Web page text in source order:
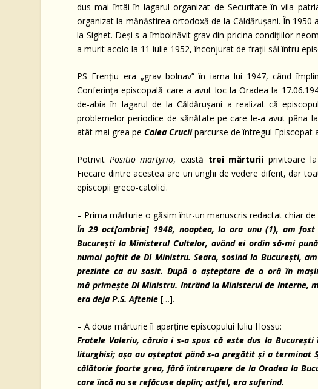
dus mai întâi în lagarul organizat de Securitate în vila
organizat la mănăstirea ortodoxă de la Căldărușani. În
la Sighet. Deși s-a îmbolnăvit grav din pricina condițiilor
a murit acolo la 11 iulie 1952, înconjurat de frații săi întru
PS Frențiu era „grav bolnav” în iarna lui 1947, când
Conferința episcopală care a avut loc la Oradea la
de-abia în lagarul de la Căldărușani a realizat că
problemelor periodice de sănătate pe care le-a avut pâna
atât mai grea peCalea Cruciiparcurse de întregul Episcopat
Potrivit Positio martyrio, există treimărturiiprivitoare
Fiecare dintre acestea are un unghi de vedere diferit, dar
episcopii greco-catolici.
– Prima mărturie o găsim într-un manuscris redactat chiar de
În 29 oct[ombrie] 1948, noaptea, la ora unu (1), am
București la Ministerul Cultelor, având ei ordin să-mi pună
numai poftit de Dl Ministru. Seara, sosind la București,
prezinte ca au sosit. După o așteptare de o orăîn maș
mă primește Dl Ministru. Intrând la Ministerul de Interne,
era deja P.S. Aftenie […].
– A doua mărturie îi aparține episcopului Iuliu Hossu:
Fratele Valeriu, căruia i s-a spus că este dus la București
liturghisi; așa au așteptat pânăs-a pregătitși a terminat S
călătorie foarte grea, fără întrerupere de la Oradea la
care încă nu se refăcuse deplin; astfel, era suferind.